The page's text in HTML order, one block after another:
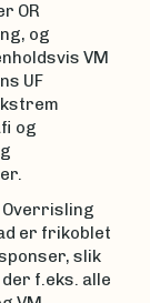
OR
og
VM
UF
og
Overrisling
er frikoblet
slik
f.eks. alle